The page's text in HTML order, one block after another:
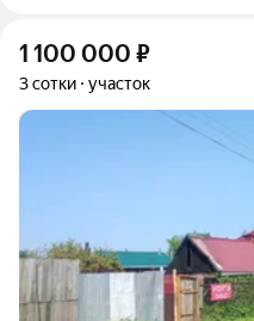
1 100 000 ₽
3 сотки участок